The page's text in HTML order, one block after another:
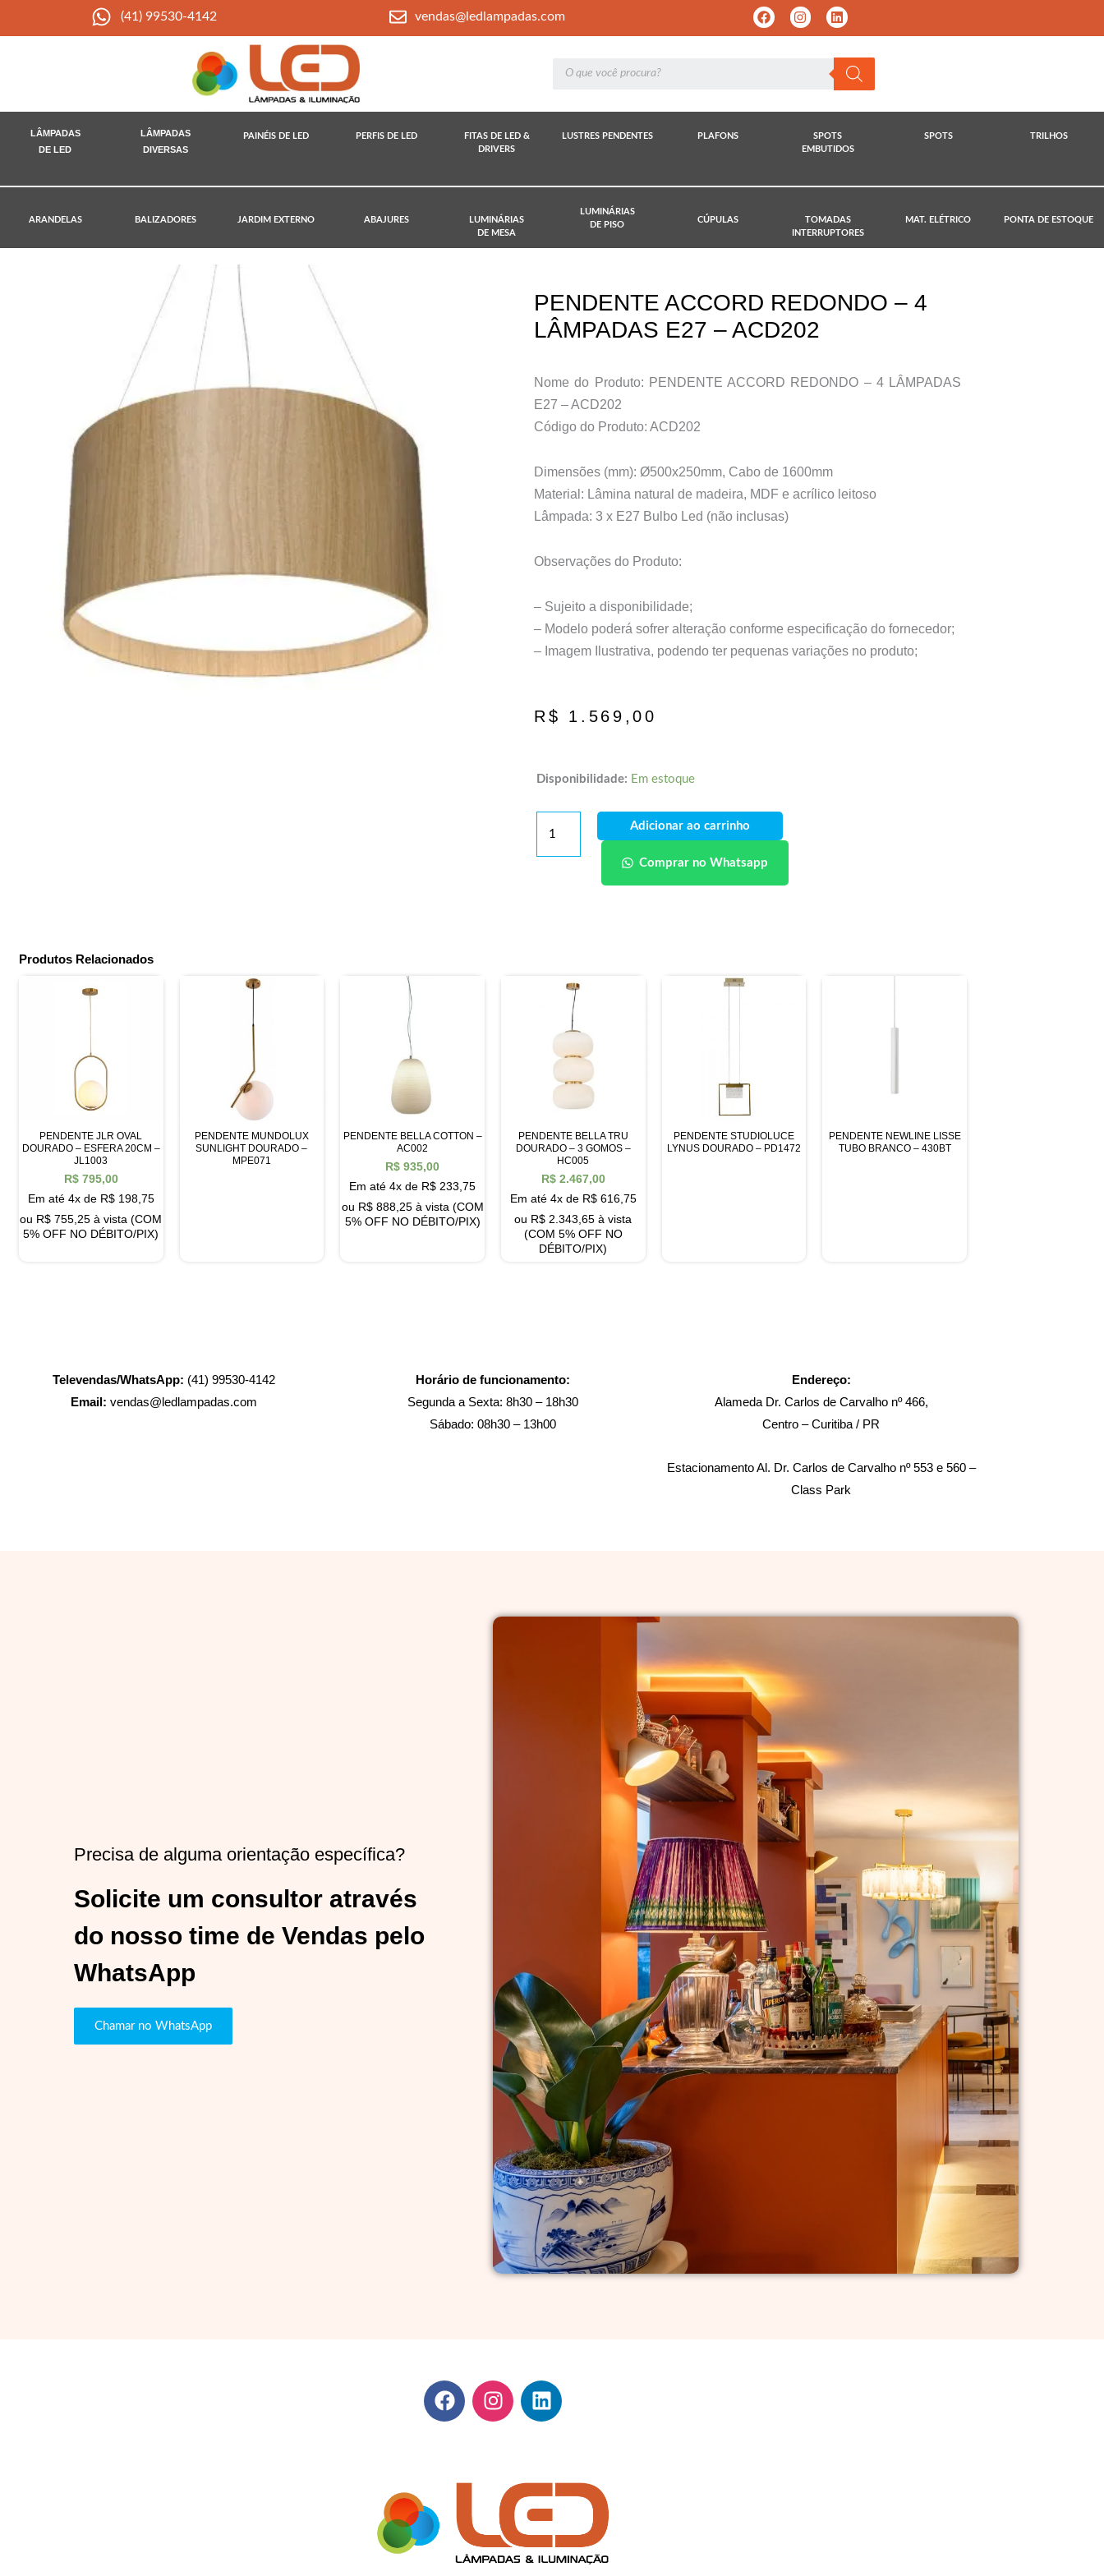
(41) 99530-4142 vendas@ledlampadas.com
LÂMPADAS
DE LED
LÂMPADAS
DIVERSAS
PAINÉIS DE LED PERFIS DE LED
FITAS DE LED &
DRIVERS
LUSTRES PENDENTES PLAFONS
SPOTS
EMBUTIDOS
SPOTS TRILHOS
ARANDELAS BALIZADORES JARDIM EXTERNO ABAJURES
LUMINÁRIAS
DE MESA
LUMINÁRIAS
DE PISO
CÚPULAS
TOMADAS
INTERRUPTORES
MAT. ELÉTRICO PONTA DE ESTOQUE
PENDENTE ACCORD REDONDO – 4
LÂMPADAS E27 – ACD202
Nome do Produto: PENDENTE ACCORD REDONDO – 4 LÂMPADAS
E27 – ACD202
Código do Produto: ACD202
Dimensões (mm): Ø500x250mm, Cabo de 1600mm
Material: Lâmina natural de madeira, MDF e acrílico leitoso
Lâmpada: 3 x E27 Bulbo Led (não inclusas)
Observações do Produto:
– Sujeito a disponibilidade;
– Modelo poderá sofrer alteração conforme especificação do fornecedor;
– Imagem Ilustrativa, podendo ter pequenas variações no produto;
R$ 1.569,00
Disponibilidade: Em estoque
Adicionar ao carrinho
Comprar no Whatsapp
Produtos Relacionados
PENDENTE JLR OVAL
DOURADO – ESFERA 20CM –
JL1003
R$795,00
Em até 4x de R$198,75
ou R$ 755,25 à vista (COM
5% OFF NO DÉBITO/PIX)
PENDENTE MUNDOLUX
SUNLIGHT DOURADO –
MPE071
PENDENTE BELLA COTTON –
AC002
R$ 935,00
Em até 4x de R$ 233,75
ou R$888,25 à vista (COM
5% OFF NO DÉBITO/PIX)
PENDENTE BELLA TRU
DOURADO – 3 GOMOS –
HC005
R$2.467,00
Em até 4x de R$616,75
ou R$ 2.343,65 à vista
(COM 5% OFF NO
DÉBITO/PIX)
PENDENTE STUDIOLUCE
LYNUS DOURADO – PD1472
PENDENTE NEWLINE LISSE
TUBO BRANCO – 430BT
Televendas/WhatsApp: (41) 99530-4142
Email: vendas@ledlampadas.com
Horário de funcionamento:
Segunda a Sexta: 8h30 – 18h30
Sábado: 08h30 – 13h00
Endereço:
Alameda Dr. Carlos de Carvalho nº 466,
Centro – Curitiba / PR
Estacionamento Al. Dr. Carlos de Carvalho nº 553 e 560 –
Class Park
Precisa de alguma orientação específica?
Solicite um consultor através
do nosso time de Vendas pelo
WhatsApp
Chamar no WhatsApp